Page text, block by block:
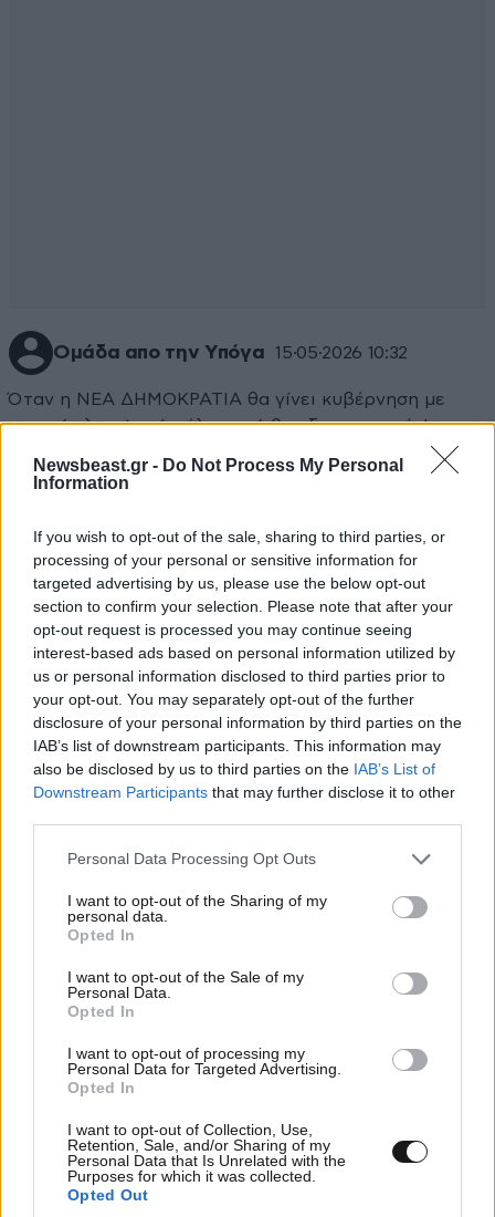
Newsbeast.gr - Do Not Process My Personal
Information
If you wish to opt-out of the sale, sharing to third parties, or
processing of your personal or sensitive information for
targeted advertising by us, please use the below opt-out
section to confirm your selection. Please note that after your
opt-out request is processed you may continue seeing
interest-based ads based on personal information utilized by
us or personal information disclosed to third parties prior to
your opt-out. You may separately opt-out of the further
disclosure of your personal information by third parties on the
IAB’s list of downstream participants. This information may
also be disclosed by us to third parties on the IAB’s List of
Downstream Participants that may further disclose it to other
Please note that this website/app uses one or more Google
not limited to your visit or usage behaviour. You may click to
grant or deny consent to Google and its third-party tags to
use your data for below specified purposes in below Google
consent section.
Personal Data Processing Opt Outs
I want to opt-out of the Sharing of my
personal data.
Opted In
I want to opt-out of the Sale of my
Personal Data.
Opted In
I want to opt-out of processing my
Personal Data for Targeted Advertising.
Opted In
I want to opt-out of Collection, Use,
Retention, Sale, and/or Sharing of my
Personal Data that Is Unrelated with the
Purposes for which it was collected.
Opted Out
Ομάδα απο την Υπόγα 15·05·2026 10:32
Όταν η ΝΕΑ ΔΗΜΟΚΡΑΤΙΑ θα γίνει κυβέρνηση με
ισχυρή πλειοψηφία, όλα αυτά θα εξαφανιστούν!
θα έρθει η εποχή 15·05·2026 11:10
που οι αστυνομικοί θα πάρουν την εντολή
"πρώτα πυροβολείτε και μετά ρωτάτε όνομα"
όπως έλαγε ο Τζουλιάνι όταν ήταν δήμαρχος
στην Νέα Υόρκη
Απαντήστε
φίλοι σου
με τις αλλαγές στο ποινικό δίκαιο από τους
παρασκευόπουλους και τους κακόγηρους την
βαρυποινίτες και τρομοκράτες. Οι Έλληνες
ξέρουν και θυμούνται
Απαντήστε
@οι συντροφοφασίστες
φίλοι σου
14:24
Εσείς γιατί δεν αλλάξατε τον νόμο που